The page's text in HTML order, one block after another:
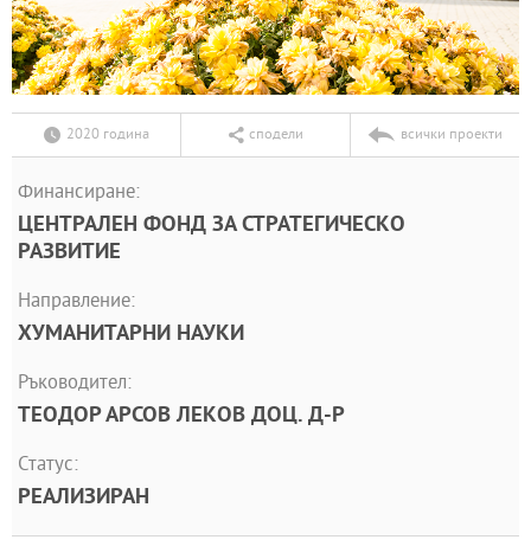
2020 година сподели всички проекти
Финансиране:
ЦЕНТРАЛЕН ФОНД ЗА СТРАТЕГИЧЕСКО
РАЗВИТИЕ
Направление:
ХУМАНИТАРНИ НАУКИ
Ръководител:
ТЕОДОР АРСОВ ЛЕКОВ ДОЦ. Д-Р
Статус:
РЕАЛИЗИРАН